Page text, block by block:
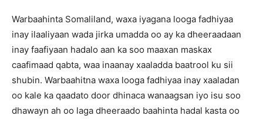
Warbaahinta Somaliland, waxa iyagana looga fadhiyaa
inay ilaaliyaan wada jirka umadda oo ay ka dheeraadaan
inay faafiyaan hadalo aan ka soo maaxan maskax
caafimaad qabta, waa inaanay xaaladda baatrool ku sii
shubin. Warbaahitna waxa looga fadhiyaa inay xaaladan
oo kale ka qaadato door dhinaca wanaagsan iyo isu soo
dhawayn ah oo laga dheeraado baahinta hadal kasta oo